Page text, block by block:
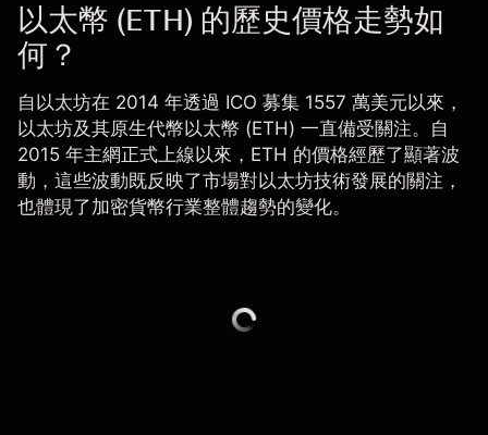
以太幣 (ETH) 的歷史價格走勢如
何？
自以太坊在 2014 年透過 ICO 募集 1557 萬美元以來，
以太坊及其原生代幣以太幣 (ETH) 一直備受關注。自
2015 年主網正式上線以來，ETH 的價格經歷了顯著波
動，這些波動既反映了市場對以太坊技術發展的關注，
也體現了加密貨幣行業整體趨勢的變化。